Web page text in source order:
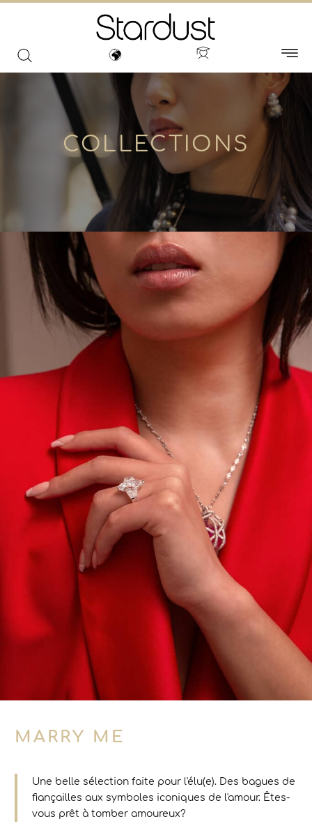
COLLECTIONS
MARRY ME
Une belle sélection faite pour l'élu(e). Des bagues de
fiançailles aux symboles iconiques de l'amour. Êtes-
vous prêt à tomber amoureux?